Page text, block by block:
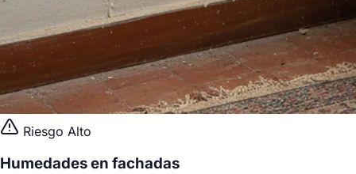
Riesgo Alto
Humedades en fachadas